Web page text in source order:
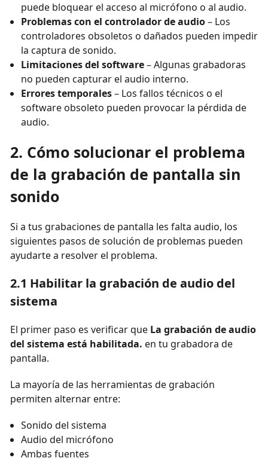
puede bloquear el acceso al micrófono o al audio.
Problemas con el controlador de audio– Los
controladores obsoletos o dañados pueden impedir
la captura de sonido.
Limitaciones del software– Algunas grabadoras
no pueden capturar el audio interno.
Errores temporales– Los fallos técnicos o el
software obsoleto pueden provocar la pérdida de
audio.
2. Cómo solucionar el problema
de la grabación de pantalla sin
sonido
Si a tus grabaciones de pantalla les falta audio, los
siguientes pasos de solución de problemas pueden
ayudarte a resolver el problema.
2.1 Habilitar la grabación de audio del
sistema
El primer paso es verificar que La grabación de audio
del sistema está habilitada. en tu grabadora de
pantalla.
La mayoría de las herramientas de grabación
permiten alternar entre:
Sonido del sistema
Audio del micrófono
Ambas fuentes